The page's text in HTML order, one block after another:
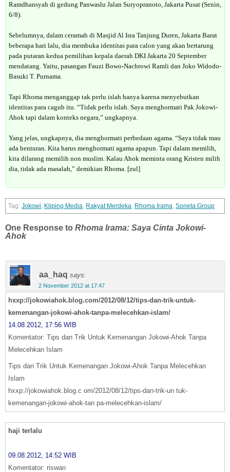
Ramdhansyah di gedung Panwaslu Jalan Suryopranoto, Jakarta Pusat (Senin,
6/8).
Sebelumnya, dalam ceramah di Masjid Al Isra Tanjung Duren, Jakarta Barat
beberapa hari lalu, dia membuka identitas para calon yang akan bertarung
pada putaran kedua pemilihan kepala daerah DKI Jakarta 20 September
mendatang. Yaitu, pasangan Fauzi Bowo-Nachrowi Ramli dan Joko Widodo-
Basuki T. Purnama.
Tapi Rhoma menganggap tak perlu islah hanya karena menyebutkan
identitas para cagub itu. “Tidak perlu islah. Saya menghormati Pak Jokowi-
Ahok tapi dalam konteks negara,” ungkapnya.
Yang jelas, ungkapnya, dia menghormati perbedaan agama. “Saya tidak mau
ada benturan. Kita harus menghormati agama apapun. Tapi dalam memilih,
kita dilarang memilih non muslim. Kalau Ahok meminta orang Kristen milih
dia, tidak ada masalah,” demikian Rhoma. [zul]
Jokowi, Kliping Media, Rakyat Merdeka, Rhoma Irama, Soneta Group
One Response to Rhoma Irama: Saya Cinta Jokowi-
Ahok
aa_haq says:
2 November 2012 at 17:47
hxxp://jokowiahok.blog.com/2012/08/12/tips-dan-trik-untuk-
kemenangan-jokowi-ahok-tanpa-melecehkan-islam/
14.08.2012, 17:56 WIB
Komentator: Tips dan Trik Untuk Kemenangan Jokowi-Ahok Tanpa
Melecehkan Islam
Tips dan Trik Untuk Kemenangan Jokowi-Ahok Tanpa Melecehkan
Islam
hxxp://jokowiahok.blog.c om/2012/08/12/tips-dan-trik-un tuk-
kemenangan-jokowi-ahok-tan pa-melecehkan-islam/
haji terlalu
09.08.2012, 14:52 WIB
Komentator: riswan